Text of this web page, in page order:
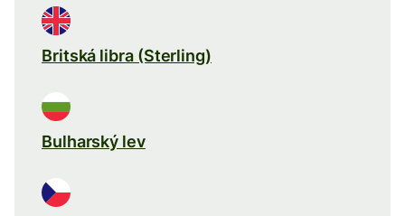
Britská libra (Sterling)
Bulharský lev